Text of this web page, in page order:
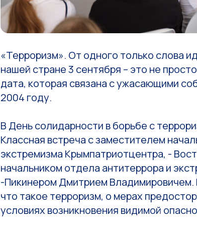
«Терроризм». От одного только слова
нашей стране 3 сентября – это не
дата, которая связана с ужасающими
2004 году.
В День солидарности в борьбе с
Классная встреча с заместителем
экстремизма Крымпатриотцентра, -
начальником отдела антитеррора и
-Пикинером Дмитрием
что такое терроризм, о мерах
условиях возникновения видимой